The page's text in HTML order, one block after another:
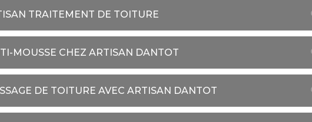
TRAITEMENT DE TOITURE
MOUSSE CHEZ ARTISAN DANTOT
DE TOITURE AVEC ARTISAN DANTOT